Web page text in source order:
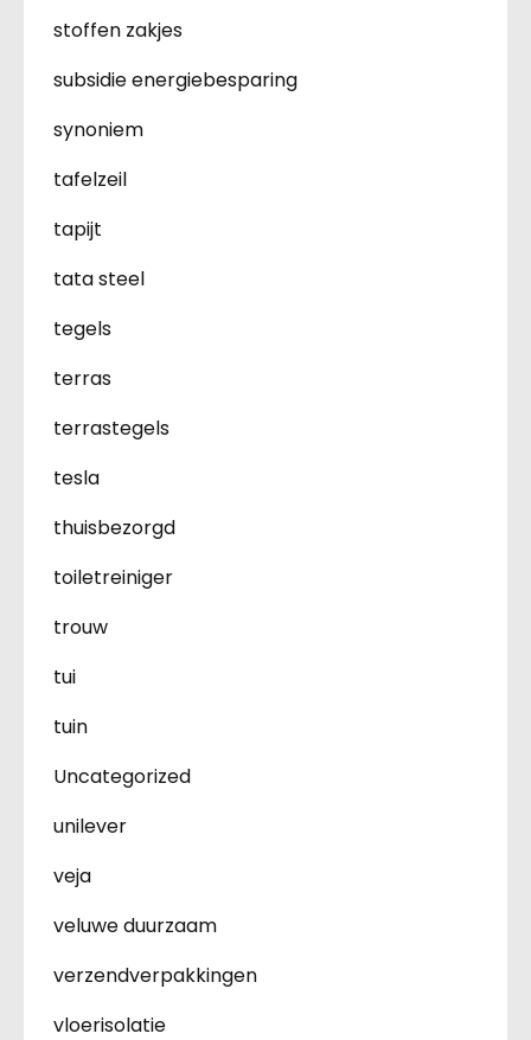
stoffen zakjes
subsidie energiebesparing
synoniem
tafelzeil
tapijt
tata steel
tegels
terras
terrastegels
tesla
thuisbezorgd
toiletreiniger
trouw
tui
tuin
Uncategorized
unilever
veja
veluwe duurzaam
verzendverpakkingen
vloerisolatie